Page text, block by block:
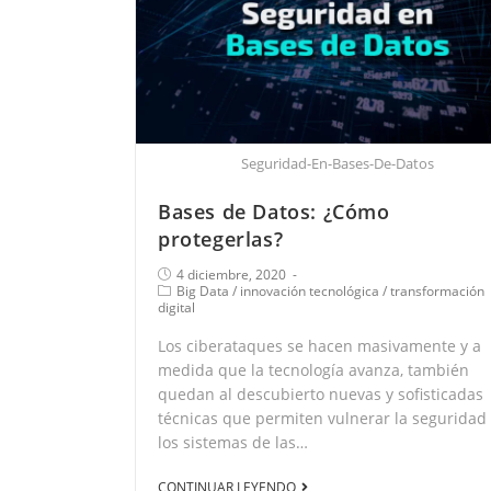
Seguridad-En-Bases-De-Datos
Bases de Datos: ¿Cómo
protegerlas?
4 diciembre, 2020
Big Data / innovación tecnológica /transformación
digital
Los ciberataques se hacen masivamente y a
medida que la tecnología avanza, también
quedan al descubierto nuevas y sofisticadas
técnicas que permiten vulnerar la seguridad
los sistemas de las…
CONTINUAR LEYENDO